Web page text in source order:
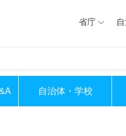
省庁
自治体・学校